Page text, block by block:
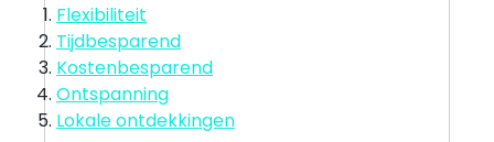
Flexibiliteit
Tijdbesparend
Kostenbesparend
Ontspanning
Lokale ontdekkingen